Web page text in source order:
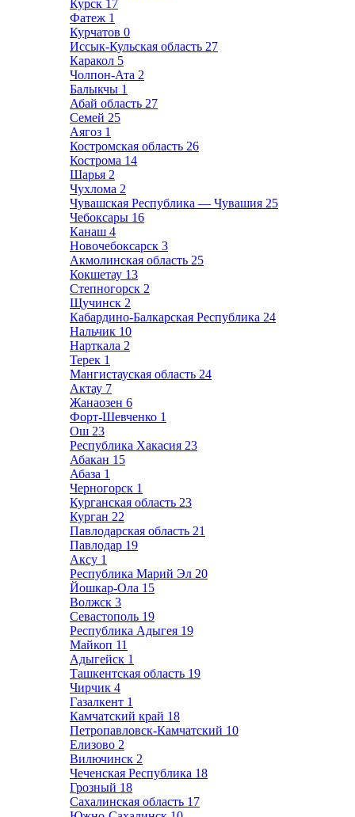
Курск 17
Фатеж 1
Курчатов 0
Иссык-Кульская область 27
Каракол 5
Чолпон-Ата 2
Балыкчы 1
Абай область 27
Семей 25
Аягоз 1
Костромская область 26
Кострома 14
Шарья 2
Чухлома 2
Чувашская Республика — Чувашия 25
Чебоксары 16
Канаш 4
Новочебоксарск 3
Акмолинская область 25
Кокшетау 13
Степногорск 2
Щучинск 2
Кабардино-Балкарская Республика 24
Нальчик 10
Нарткала 2
Терек 1
Мангистауская область 24
Актау 7
Жанаозен 6
Форт-Шевченко 1
Ош 23
Республика Хакасия 23
Абакан 15
Абаза 1
Черногорск 1
Курганская область 23
Курган 22
Павлодарская область 21
Павлодар 19
Аксу 1
Республика Марий Эл 20
Йошкар-Ола 15
Волжск 3
Севастополь 19
Республика Адыгея 19
Майкоп 11
Адыгейск 1
Ташкентская область 19
Чирчик 4
Газалкент 1
Камчатский край 18
Петропавловск-Камчатский 10
Елизово 2
Вилючинск 2
Чеченская Республика 18
Грозный 18
Сахалинская область 17